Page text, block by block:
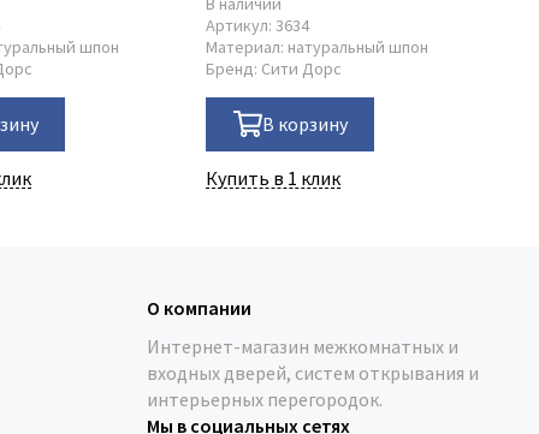
шпон
Артикул:3634
Материал: натуральный шпон
Бренд: Сити Дорс
В корзину
Купить в 1 клик
О компании
Интернет-магазин межкомнатных и
входных дверей, систем открывания и
интерьерных перегородок.
Мы в социальных сетях